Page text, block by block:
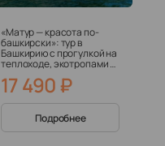
«Матур — красота по-
башкирски»: тур в
Башкирию с прогулкой на
теплоходе, экотропами и
17 490₽
Подробнее